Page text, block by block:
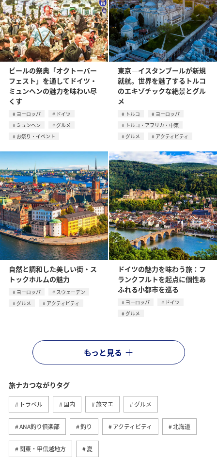
ビールの祭典「オクトーバー
フェスト」を通してドイツ・
ミュンヘンの魅力を味わい尽
くす
ヨーロッパ
ドイツ
ミュンヘン
グルメ
お祭り・イベント
東京―イスタンブールが新規
就航。世界を魅了するトルコ
のエキゾチックな絶景とグル
メ
トルコ
ヨーロッパ
トルコ・アフリカ・中東
グルメ
アクティビティ
自然と調和した美しい街・ス
トックホルムの魅力
ヨーロッパ
スウェーデン
グルメ
アクティビティ
ドイツの魅力を味わう旅：フ
ランクフルトを起点に個性あ
ふれる小都市を巡る
ヨーロッパ
ドイツ
グルメ
もっと見る
旅ナカつながりタグ
トラベル 国内 旅マエ グルメ
ANA釣り倶楽部 釣り アクティビティ 北海道
関東・甲信越地方 夏